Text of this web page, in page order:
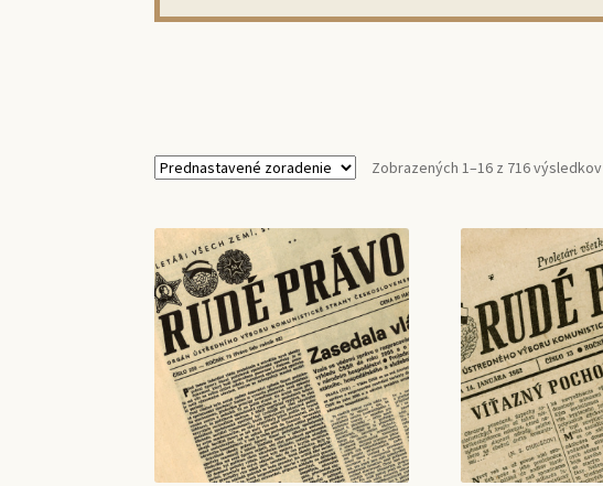
Zobrazených 1–16 z 716 výsledkov